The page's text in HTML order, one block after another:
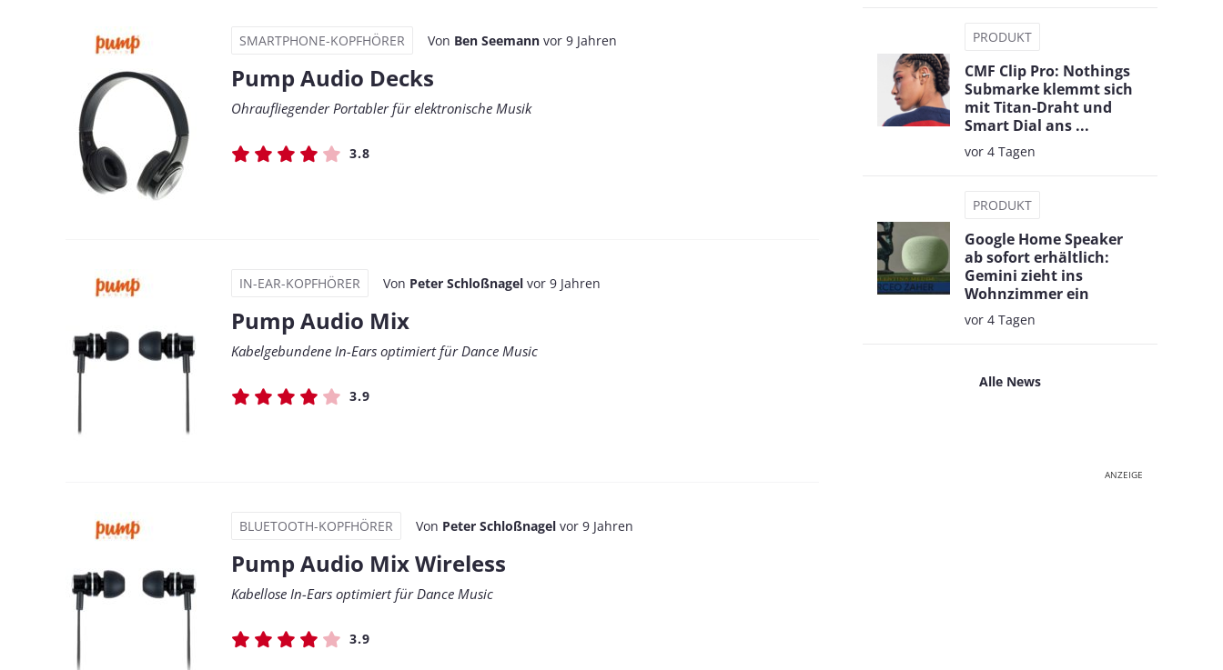
SMARTPHONE-KOPFHÖRER Von Ben Seemann vor 9 Jahren
Pump Audio Decks
Ohraufliegender Portabler für elektronische Musik
3.8
IN-EAR-KOPFHÖRER Von Peter Schloßnagel vor 9 Jahren
Pump Audio Mix
Kabelgebundene In-Ears optimiert für Dance Music
3.9
BLUETOOTH-KOPFHÖRER Von Peter Schloßnagel vor 9 Jahren
Pump Audio Mix Wireless
Kabellose In-Ears optimiert für Dance Music
3.9
PRODUKT
CMF Clip Pro: Nothings
Submarke klemmt sich
mit Titan-Draht und
Smart Dial ans ...
vor 4 Tagen
PRODUKT
Google Home Speaker
ab sofort erhältlich:
Gemini zieht ins
Wohnzimmer ein
vor 4 Tagen
Alle News
ANZEIGE